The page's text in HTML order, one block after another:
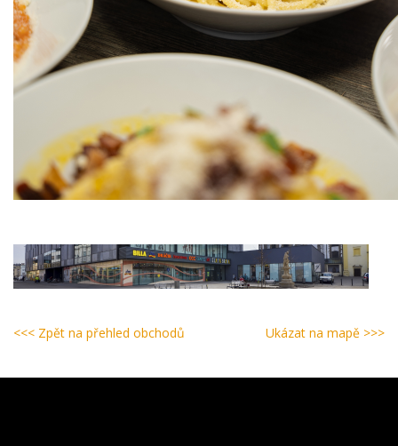
<<< Zpět na přehled obchodů Ukázat na mapě >>>